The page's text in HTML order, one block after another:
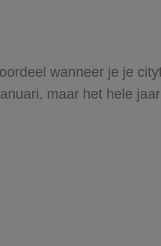
wanneer je je
maar het hele